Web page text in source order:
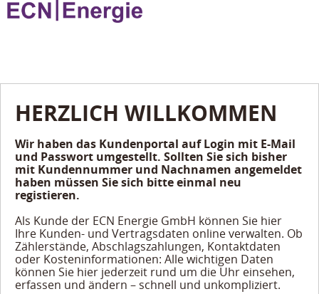
HERZLICH WILLKOMMEN
Wir haben das Kundenportal auf Login mit E-Mail
und Passwort umgestellt. Sollten Sie sich bisher
mit Kundennummer und Nachnamen angemeldet
haben müssen Sie sich bitte einmal neu
registieren.
Als Kunde der ECN Energie GmbH können Sie hier
Ihre Kunden- und Vertragsdaten online verwalten. Ob
Zählerstände, Abschlagszahlungen, Kontaktdaten
oder Kosteninformationen: Alle wichtigen Daten
können Sie hier jederzeit rund um die Uhr einsehen,
erfassen und ändern – schnell und unkompliziert.